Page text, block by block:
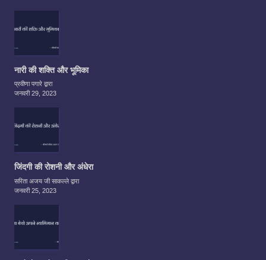
नारी की शक्ति और भूमिका
प्रवीणा पगारे द्वारा
जनवरी 29, 2023
जिंदगी की रोशनी और अंधेरा
सरिता अजय जी साकल्ले द्वारा
जनवरी 25, 2023